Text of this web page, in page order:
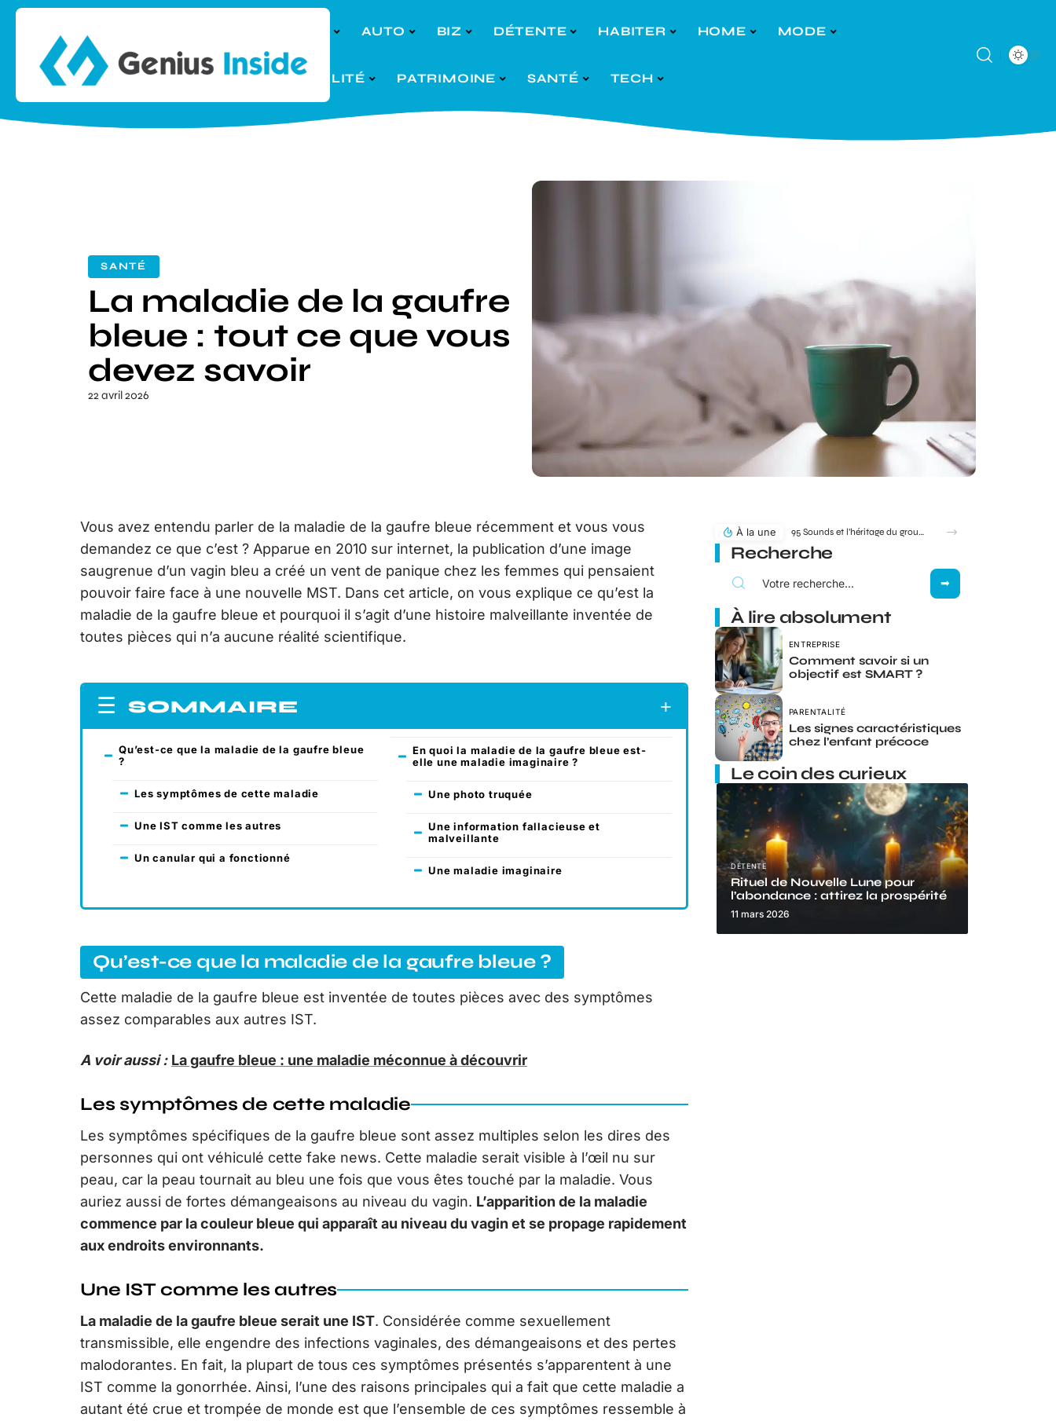
AUTO BIZ DÉTENTE HABITER HOME MODE
PARENTALITÉ PATRIMOINE SANTÉ TECH
SANTÉ
La maladie de la gaufre
bleue : tout ce que vous
devez savoir
22 avril 2026
Vous avez entendu parler de la maladie de la gaufre bleue récemment et vous vous
demandez ce que c’est ? Apparue en 2010 sur internet, la publication d’une image
saugrenue d’un vagin bleu a créé un vent de panique chez les femmes qui pensaient
pouvoir faire face à une nouvelle MST. Dans cet article, on vous explique ce qu’est la
maladie de la gaufre bleue et pourquoi il s’agit d’une histoire malveillante inventée de
toutes pièces qui n’a aucune réalité scientifique.
SOMMAIRE
Qu’est-ce que la maladie de la gaufre bleue
?
Les symptômes de cette maladie
Une IST comme les autres
Un canular qui a fonctionné
En quoi la maladie de la gaufre bleue est-
elle une maladie imaginaire ?
Une photo truquée
Une information fallacieuse et
malveillante
Une maladie imaginaire
Qu’est-ce que la maladie de la gaufre bleue ?
Cette maladie de la gaufre bleue est inventée de toutes pièces avec des symptômes
assez comparables aux autres IST.
A voir aussi : La gaufre bleue : une maladie méconnue à découvrir
Les symptômes de cette maladie
Les symptômes spécifiques de la gaufre bleue sont assez multiples selon les dires des
personnes qui ont véhiculé cette fake news. Cette maladie serait visible à l’œil nu sur
peau, car la peau tournait au bleu une fois que vous êtes touché par la maladie. Vous
auriez aussi de fortes démangeaisons au niveau du vagin. L’apparition de la maladie
commence par la couleur bleue qui apparaît au niveau du vagin et se propage rapidement
aux endroits environnants.
Une IST comme les autres
La maladie de la gaufre bleue serait une IST. Considérée comme sexuellement
transmissible, elle engendre des infections vaginales, des démangeaisons et des pertes
malodorantes. En fait, la plupart de tous ces symptômes présentés s’apparentent à une
IST comme la gonorrhée. Ainsi, l’une des raisons principales qui a fait que cette maladie a
autant été crue et trompée de monde est que l’ensemble de ces symptômes ressemble à
À la une 95 Sounds et l’héritage du groupe 1995 : filiation ou simple clin d’œil ?
Recherche
À lire absolument
ENTREPRISE
Comment savoir si un
objectif est SMART ?
PARENTALITÉ
Les signes caractéristiques
chez l’enfant précoce
Le coin des curieux
DÉTENTE
Rituel de Nouvelle Lune pour
l’abondance : attirez la prospérité
11 mars 2026